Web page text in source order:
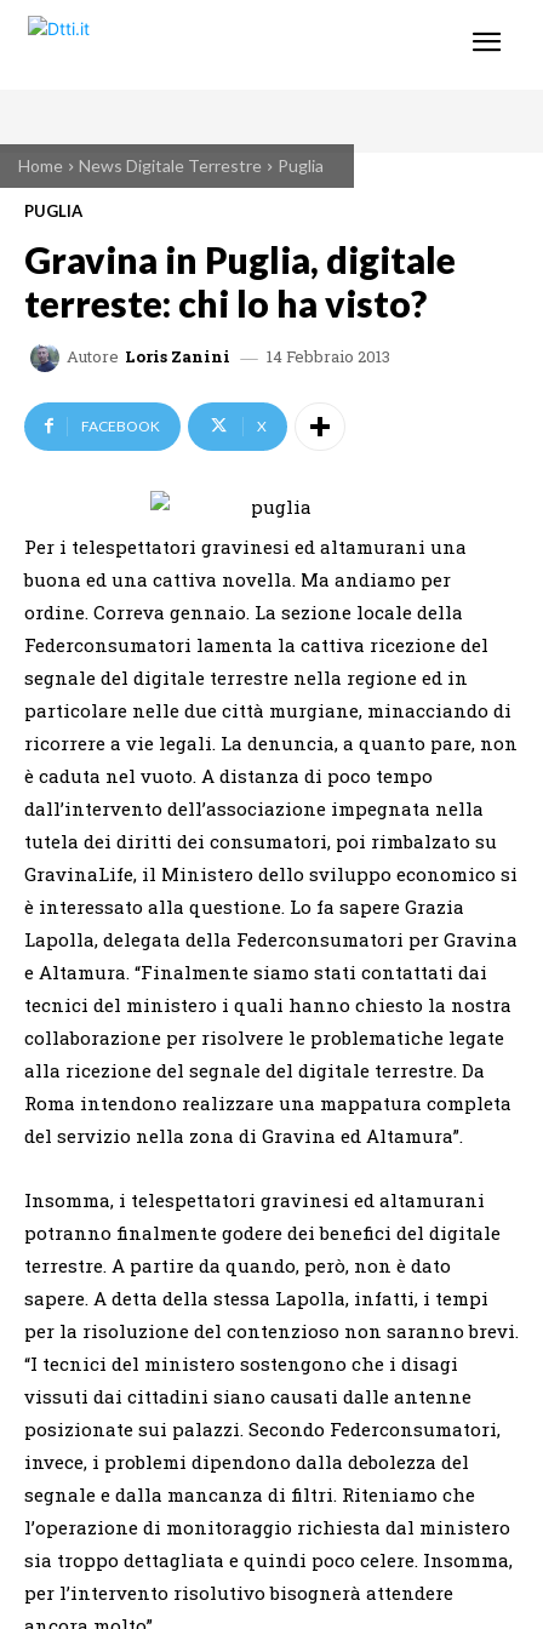
Home News Digitale Terrestre Puglia
PUGLIA
Gravina in Puglia, digitale
terreste: chi lo ha visto?
Autore Loris Zanini 14 Febbraio 2013
FACEBOOK X
Per i telespettatori gravinesi ed altamurani una
buona ed una cattiva novella. Ma andiamo per
ordine. Correva gennaio. La sezione locale della
Federconsumatori lamenta la cattiva ricezione del
segnale del digitale terrestre nella regione ed in
particolare nelle due città murgiane, minacciando di
ricorrere a vie legali. La denuncia, a quanto pare, non
è caduta nel vuoto. A distanza di poco tempo
dall’intervento dell’associazione impegnata nella
tutela dei diritti dei consumatori, poi rimbalzato su
GravinaLife, il Ministero dello sviluppo economico si
è interessato alla questione. Lo fa sapere Grazia
Lapolla, delegata della Federconsumatori per Gravina
e Altamura. “Finalmente siamo stati contattati dai
tecnici del ministero i quali hanno chiesto la nostra
collaborazione per risolvere le problematiche legate
alla ricezione del segnale del digitale terrestre. Da
Roma intendono realizzare una mappatura completa
del servizio nella zona di Gravina ed Altamura”.
Insomma, i telespettatori gravinesi ed altamurani
potranno finalmente godere dei benefici del digitale
terrestre. A partire da quando, però, non è dato
sapere. A detta della stessa Lapolla, infatti, i tempi
per la risoluzione del contenzioso non saranno brevi.
“I tecnici del ministero sostengono che i disagi
vissuti dai cittadini siano causati dalle antenne
posizionate sui palazzi. Secondo Federconsumatori,
invece, i problemi dipendono dalla debolezza del
segnale e dalla mancanza di filtri. Riteniamo che
l’operazione di monitoraggio richiesta dal ministero
sia troppo dettagliata e quindi poco celere. Insomma,
per l’intervento risolutivo bisognerà attendere